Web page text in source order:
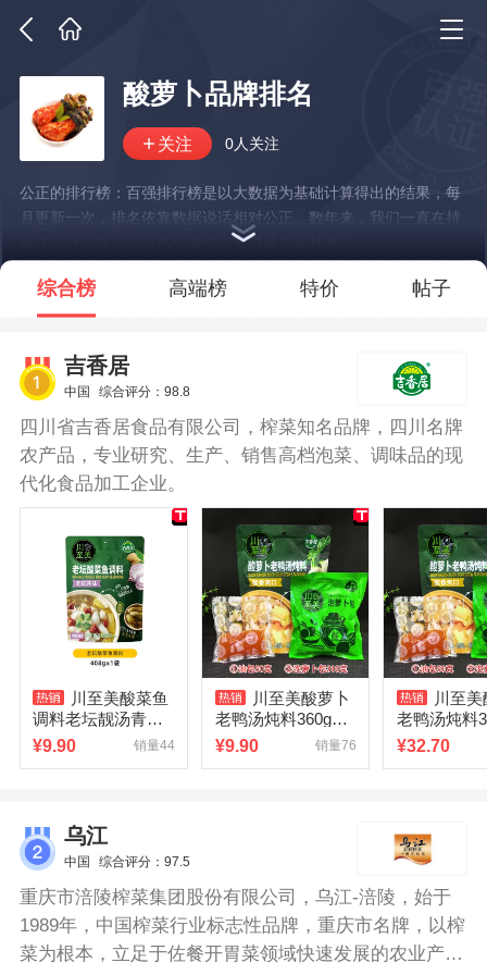
酸萝卜品牌排名
0人关注
公正的排行榜：百强排行榜是以大数据为基础计算得出的结果，每
月更新一次，排名依靠数据说话相对公正。数年来，我们一直在持
续优化升级算法，排名结果也会变得越来越精准！
*说明：仅展示部分数据
综合榜 高端榜 特价 帖子
吉香居
中国 综合评分：98.8
四川省吉香居食品有限公司，榨菜知名品牌，四川名牌
农产品，专业研究、生产、销售高档泡菜、调味品的现
代化食品加工企业。
川至美酸菜鱼
调料老坛靓汤青花
椒藤椒麻辣酸爽吉
¥9.90 销量44
川至美酸萝卜
老鸭汤炖料360g老
鸭汤酸萝卜老鸭汤
¥9.90 销量76
川至
老鸭汤炖料
骨汤料正宗
¥32.70
乌江
中国 综合评分：97.5
重庆市涪陵榨菜集团股份有限公司，乌江-涪陵，始于
1989年，中国榨菜行业标志性品牌，重庆市名牌，以榨
菜为根本，立足于佐餐开胃菜领域快速发展的农业产业